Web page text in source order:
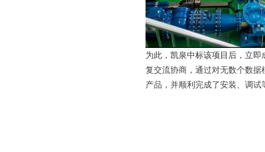
为此，凯泉中标该项目后，立
复交流协商，通过对无数个数
产品，并顺利完成了安装、调